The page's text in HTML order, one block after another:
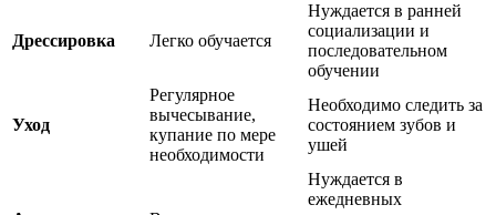
Дрессировка Легко обучается
Нуждается в ранней
социализации и
последовательном
обучении
Уход
Регулярное
вычесывание,
купание по мере
необходимости
Необходимо следить за
состоянием зубов и
ушей
Нуждается в
ежедневных